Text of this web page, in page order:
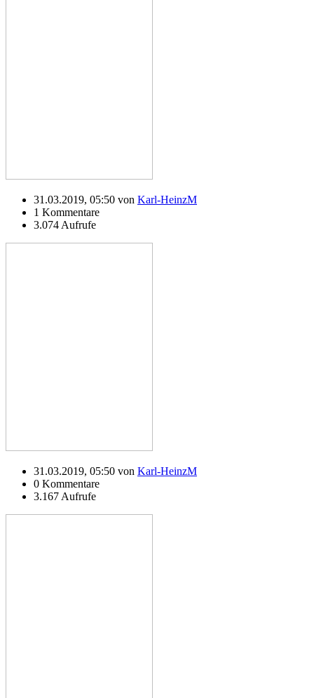
31.03.2019, 05:50 von Karl-HeinzM
1 Kommentare
3.074 Aufrufe
31.03.2019, 05:50 von Karl-HeinzM
0 Kommentare
3.167 Aufrufe